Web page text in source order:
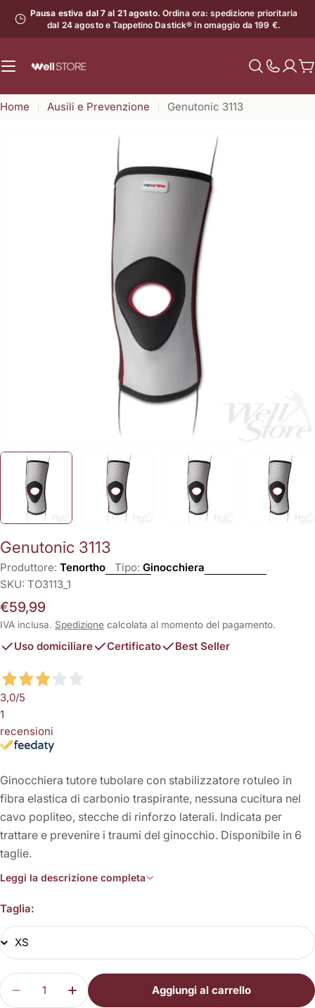
contenuto
Pausa estiva dal 7 al 21 agosto. Ordina ora: spedizione prioritaria
dal 24 agosto e Tappetino Dastick® in omaggio da 199 €.
il
Home Ausili e Prevenzione Genutonic 3113
Apri supporto 1 in modalità modale
Genutonic 3113
Produttore: Tenortho Tipo: Ginocchiera
SKU: TO3113_1
Prezzo
normale
€59,99
IVA inclusa. Spedizione calcolata al momento del pagamento.
Uso domiciliare Certificato Best Seller
3,0/5
1
recensioni
Ginocchiera tutore tubolare con stabilizzatore rotuleo in
fibra elastica di carbonio traspirante, nessuna cucitura nel
cavo popliteo, stecche di rinforzo laterali. Indicata per
trattare e prevenire i traumi del ginocchio. Disponibile in 6
taglie.
Leggi la descrizione completa
Taglia:
Quantità
Diminuisci la quantità per Genutonic 3113
Aumenta la quantità per Genutonic 3113
Aggiungi al carrello